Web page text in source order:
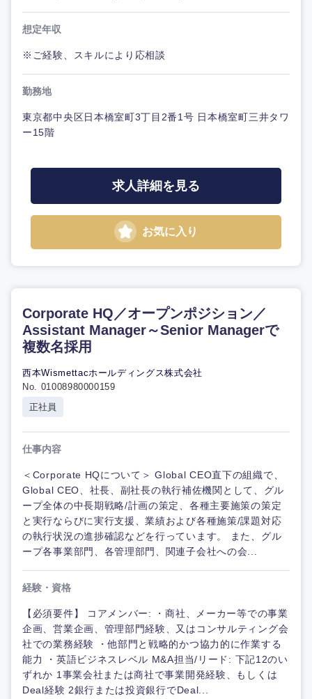
想定年収
※ご経験、スキルにより応相談
勤務地
東京都中央区日本橋室町3丁目2番1号 日本橋室町三井タワ
ー15階
求人詳細を見る
お気に入り
Corporate HQ／オープンポジション／
Assistant Manager～Senior Managerで
複数名採用
西本Wismettacホールディングス株式会社
No. 01008980000159
正社員
仕事内容
＜Corporate HQについて＞ Global CEO直下の組織で、
Global CEO、社長、副社長の執行補佐機関として、グル
ープ全体の中長期戦略/計画の策定、各種主要施策の策定
と実行ならびに実行支援、業績および各種施策/課題対応
の執行状況の進捗確認などを行っています。 また、グル
ープ各事業部門、各管理部門、関連子会社への会...
経験・資格
【必須要件】 コアメンバー: ・商社、メーカー等での事業
企画、営業企画、管理部門経験、又はコンサルティング会
社での業務経験 ・他部門と戦略的かつ協力的に作業する
能力 ・英語ビジネスレベル M&A担当/リード: 下記12のい
ずれか 1事業会社または商社で事業開発経験、もしくは
Deal経験 2銀行または投資銀行でDeal...